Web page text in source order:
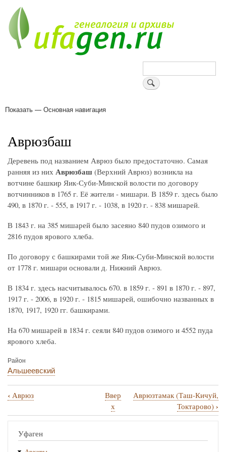
основному
содержанию
Поиск
Основная
Показать — Основная навигация
Аврюзбаш
Деревень под названием Аврюз было предостаточно. Самая
ранняя из них Аврюзбаш (Верхний Аврюз) возникла на
вотчине башкир Яик-Суби-Минской волости по договору
вотчинников в 1765 г. Её жители - мишари. В 1859 г. здесь было
490, в 1870 г. - 555, в 1917 г. - 1038, в 1920 г. - 838 мишарей.
В 1843 г. на 385 мишарей было засеяно 840 пудов озимого и
2816 пудов ярового хлеба.
По договору с башкирами той же Яик-Суби-Минской волости
от 1778 г. мишари основали д. Нижний Аврюз.
В 1834 г. здесь насчитывалось 670. в 1859 г. - 891 в 1870 г. - 897,
1917 г. - 2006, в 1920 г. - 1815 мишарей, ошибочно названных в
1870, 1917, 1920 гг. башкирами.
На 670 мишарей в 1834 г. сеяли 840 пудов озимого и 4552 пуда
ярового хлеба.
Район
Альшеевский
Перекрёстные
ссылки
книги
для
‹ Аврюз
Ввер
х
Аврюзтамак (Таш-Кичуй,
Токтарово) ›
Уфаген